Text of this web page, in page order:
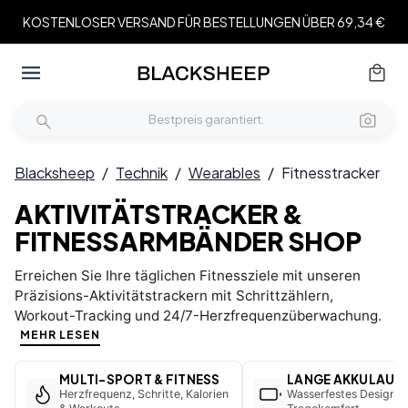
KOSTENLOSER VERSAND FÜR BESTELLUNGEN ÜBER 69,34 €
Blacksheep / Technik / Wearables / Fitnesstracker
AKTIVITÄTSTRACKER &
FITNESSARMBÄNDER SHOP
Erreichen Sie Ihre täglichen Fitnessziele mit unseren
Präzisions-Aktivitätstrackern mit Schrittzählern,
Workout-Tracking und 24/7-Herzfrequenzüberwachung.
MEHR LESEN
MULTI-SPORT & FITNESS
Herzfrequenz, Schritte, Kalorien
LANGE
Wasserfestes Design